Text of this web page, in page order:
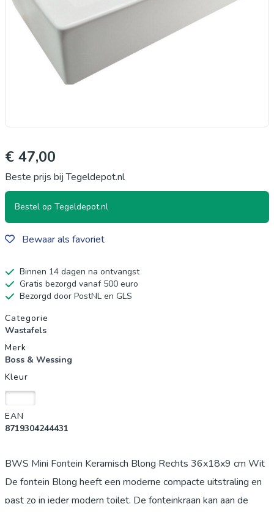
€ 47,00
Beste prijs bij Tegeldepot.nl
Bestel op Tegeldepot.nl
Bewaar als favoriet
Binnen 14 dagen na ontvangst
Gratis bezorgd vanaf 500 euro
Bezorgd door PostNL en GLS
Productgegevens
Categorie
Wastafels
Merk
Boss & Wessing
Kleur
EAN
8719304244431
BWS Mini Fontein Keramisch Blong Rechts 36x18x9 cm Wit
De fontein Blong heeft een moderne compacte uitstraling en
past zo in ieder modern toilet. De fonteinkraan kan aan de